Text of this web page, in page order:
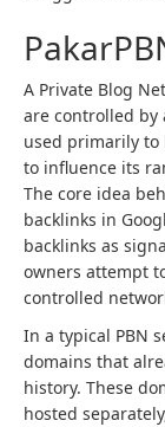
A Private Blog
are controlled
used primarily to
to influence its
The core idea
backlinks in
backlinks as
owners attempt
controlled
In a typical PBN
domains that
history. These
hosted